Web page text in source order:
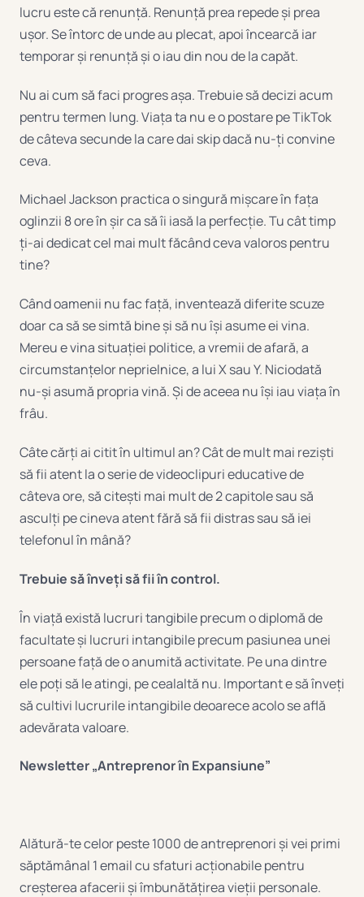
lucru este că renunță. Renunță prea repede și prea
ușor. Se întorc de unde au plecat, apoi încearcă iar
temporar și renunță și o iau din nou de la capăt.
Nu ai cum să faci progres așa. Trebuie să decizi acum
pentru termen lung. Viața ta nu e o postare pe TikTok
de câteva secunde la care dai skip dacă nu-ți convine
ceva.
Michael Jackson practica o singură mișcare în fața
oglinzii 8 ore în șir ca să îi iasă la perfecție. Tu cât timp
ți-ai dedicat cel mai mult făcând ceva valoros pentru
tine?
Când oamenii nu fac față, inventează diferite scuze
doar ca să se simtă bine și să nu își asume ei vina.
Mereu e vina situației politice, a vremii de afară, a
circumstanțelor neprielnice, a lui X sau Y. Niciodată
nu-și asumă propria vină. Și de aceea nu își iau viața în
frâu.
Câte cărți ai citit în ultimul an? Cât de mult mai reziști
să fii atent la o serie de videoclipuri educative de
câteva ore, să citești mai mult de 2 capitole sau să
asculți pe cineva atent fără să fii distras sau să iei
telefonul în mână?
Trebuie să înveți să fii în control.
În viață există lucruri tangibile precum o diplomă de
facultate și lucruri intangibile precum pasiunea unei
persoane față de o anumită activitate. Pe una dintre
ele poți să le atingi, pe cealaltă nu. Important e să înveți
să cultivi lucrurile intangibile deoarece acolo se află
adevărata valoare.
Newsletter „Antreprenor în Expansiune”
Alătură-te celor peste 1000 de antreprenori și vei primi
săptămânal 1 email cu sfaturi acționabile pentru
creșterea afacerii și îmbunătățirea vieții personale.